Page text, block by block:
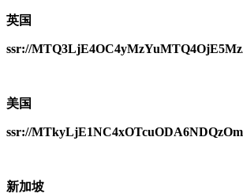
英国
ssr://
美国
ssr://
新加坡